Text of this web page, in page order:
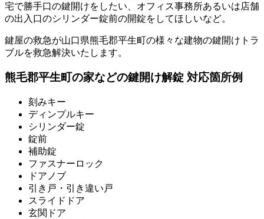
宅で勝手口の鍵開けをしたい、オフィス事務所あるいは店舗
の出入口のシリンダー錠前の開錠をしてほしいなど。
鍵屋の救急が山口県熊毛郡平生町の様々な建物の鍵開けトラ
ブルを救急解決いたします。
熊毛郡平生町の家などの鍵開け解錠 対応箇所例
刻みキー
ディンプルキー
シリンダー錠
錠前
補助錠
ファスナーロック
ドアノブ
引き戸・引き違い戸
スライドドア
玄関ドア